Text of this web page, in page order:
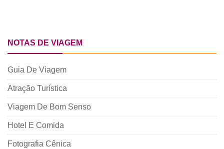
NOTAS DE VIAGEM
Guia De Viagem
Atração Turística
Viagem De Bom Senso
Hotel E Comida
Fotografia Cênica